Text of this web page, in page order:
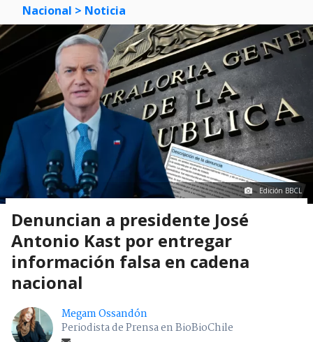
Nacional > Noticia
Edición BBCL
Denuncian a presidente José
Antonio Kast por entregar
información falsa en cadena
nacional
Megam Ossandón
Periodista de Prensa en BioBioChile